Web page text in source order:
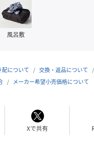
風呂敷
配について
交換・返品について
メーカー希望小売価格について
Xで共有